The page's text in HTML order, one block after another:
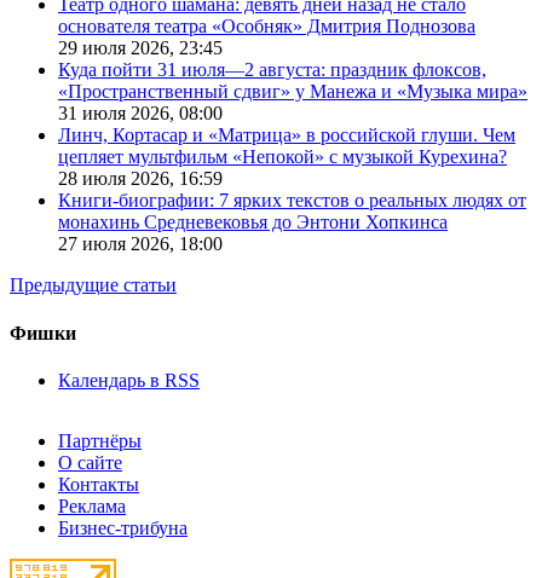
Театр одного шамана: девять дней назад не стало
основателя театра «Особняк» Дмитрия Поднозова
29 июля 2026, 23:45
Куда пойти 31 июля—2 августа: праздник флоксов,
«Пространственный сдвиг» у Манежа и «Музыка мира»
31 июля 2026, 08:00
Линч, Кортасар и «Матрица» в российской глуши. Чем
цепляет мультфильм «Непокой» с музыкой Курехина?
28 июля 2026, 16:59
Книги-биографии: 7 ярких текстов о реальных людях от
монахинь Средневековья до Энтони Хопкинса
27 июля 2026, 18:00
Предыдущие статьи
Фишки
Календарь в RSS
Партнёры
О сайте
Контакты
Реклама
Бизнес-трибуна